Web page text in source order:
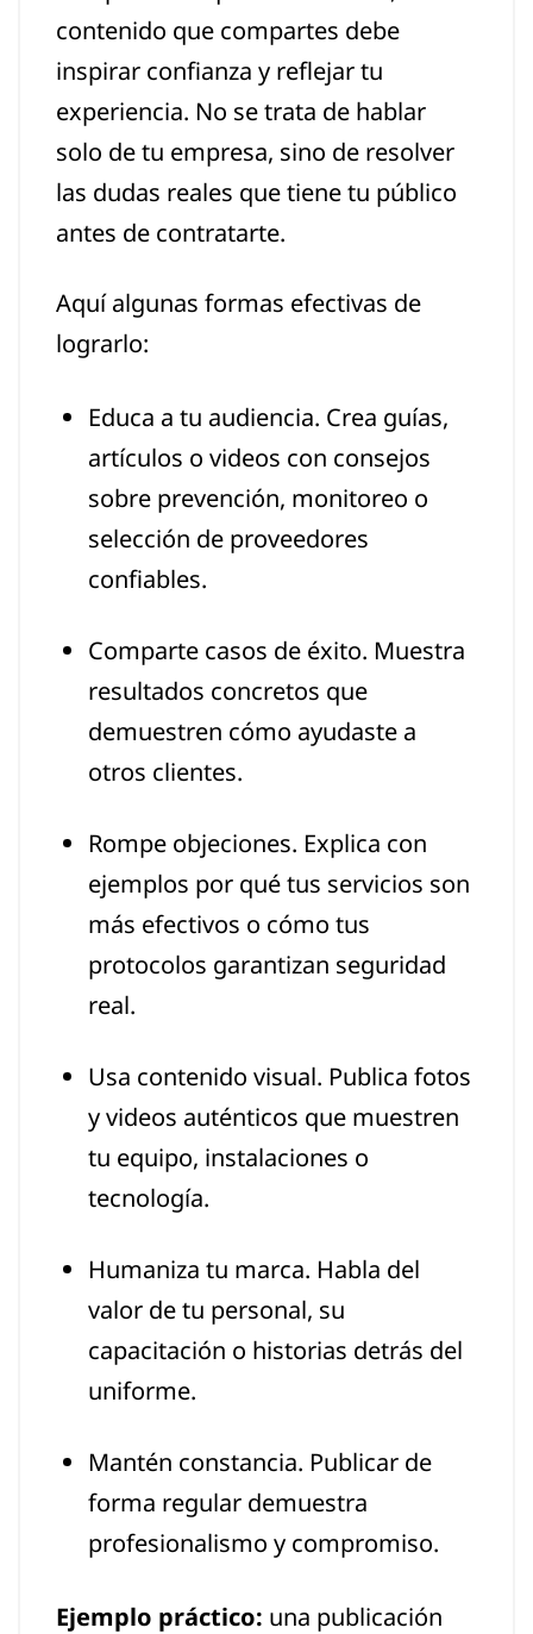
contenido que compartes debe
inspirar confianza y reflejar tu
experiencia. No se trata de hablar
solo de tu empresa, sino de resolver
las dudas reales que tiene tu público
antes de contratarte.
Aquí algunas formas efectivas de
lograrlo:
Educa a tu audiencia. Crea guías,
artículos o videos con consejos
sobre prevención, monitoreo o
selección de proveedores
confiables.
Comparte casos de éxito. Muestra
resultados concretos que
demuestren cómo ayudaste a
otros clientes.
Rompe objeciones. Explica con
ejemplos por qué tus servicios son
más efectivos o cómo tus
protocolos garantizan seguridad
real.
Usa contenido visual. Publica fotos
y videos auténticos que muestren
tu equipo, instalaciones o
tecnología.
Humaniza tu marca. Habla del
valor de tu personal, su
capacitación o historias detrás del
uniforme.
Mantén constancia. Publicar de
forma regular demuestra
profesionalismo y compromiso.
Ejemplo práctico: una publicación